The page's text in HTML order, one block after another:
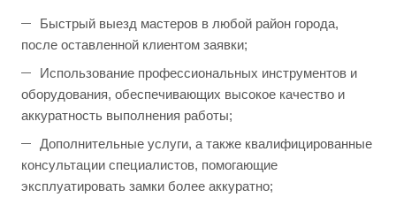
Быстрый выезд мастеров в любой район города,
после оставленной клиентом заявки;
Использование профессиональных инструментов и
оборудования, обеспечивающих высокое качество и
аккуратность выполнения работы;
Дополнительные услуги, а также квалифицированные
консультации специалистов, помогающие
эксплуатировать замки более аккуратно;